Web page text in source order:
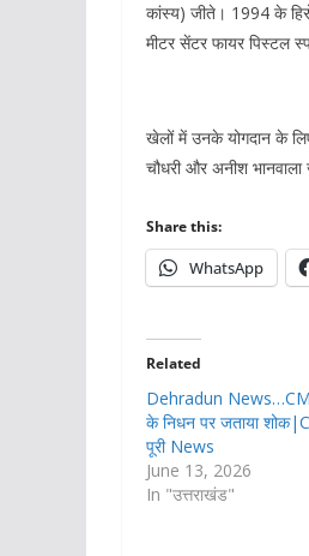
कांस्य) जीते। 1994 के
मीटर सेंटर फायर पिस्टल
खेलों में उनके योगदान के
चौधरी और अनीश भानवाला
Share this:
WhatsApp
Related
Dehradun News…CM
के निधन पर जताया
पूरी News
June 13, 2026
In "उत्तराखंड"